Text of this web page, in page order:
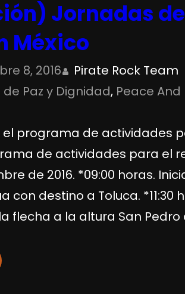
Jornadas de
México
8, 2016
Pirate Rock Team
Paz y Dignidad, Peace
programa de actividades
de actividades para el
de 2016. *09:00 horas.
con destino a Toluca. *11:30
flecha a la altura San Pedro